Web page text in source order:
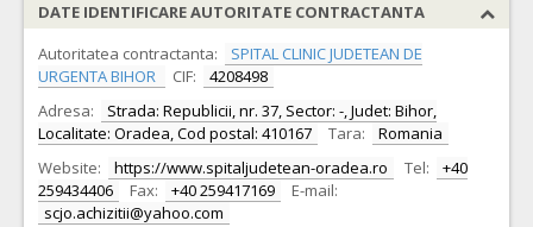
DATE IDENTIFICARE AUTORITATE CONTRACTANTA
Autoritatea contractanta:
SPITAL CLINIC JUDETEAN DE
URGENTA BIHOR
CIF:
4208498
Adresa:
Strada: Republicii, nr. 37, Sector: -, Judet: Bihor,
Localitate: Oradea, Cod postal: 410167
Tara:
Romania
Website:
https://www.spitaljudetean-oradea.ro Tel:
+40
259434406
Fax: +40 259417169
E-mail:
scjo.achizitii@yahoo.com